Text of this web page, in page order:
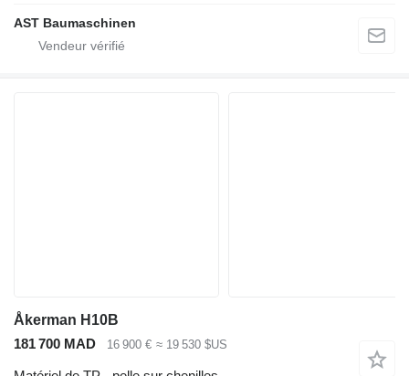
AST Baumaschinen
Åkerman H10B
181 700 MAD
16 900 € ≈ 19 530 $US